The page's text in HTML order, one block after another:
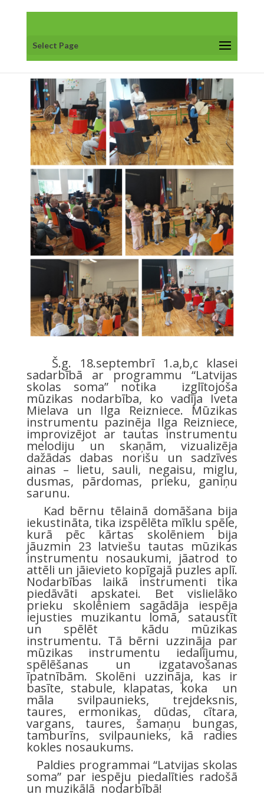
Select Page
Š.g. 18.septembrī 1.a,b,c klasei
sadarbībā ar programmu “Latvijas
skolas soma” notika izglītojoša
mūzikas nodarbība, ko vadīja Iveta
Mielava un Ilga Reizniece. Mūzikas
instrumentu pazinēja Ilga Reizniece,
improvizējot ar tautas instrumentu
melodiju un skaņām, vizualizēja
dažādas dabas norišu un sadzīves
ainas – lietu, sauli, negaisu, miglu,
dusmas, pārdomas, prieku, ganiņu
sarunu.
Kad bērnu tēlainā domāšana bija
iekustināta, tika izspēlēta mīklu spēle,
kurā pēc kārtas skolēniem bija
jāuzmin 23 latviešu tautas mūzikas
instrumentu nosaukumi, jāatrod to
attēli un jāievieto kopīgajā puzles aplī.
Nodarbības laikā instrumenti tika
piedāvāti apskatei. Bet vislielāko
prieku skolēniem sagādāja iespēja
iejusties muzikantu lomā, sataustīt
un spēlēt kādu mūzikas
instrumentu. Tā bērni uzzināja par
mūzikas instrumentu iedalījumu,
spēlēšanas un izgatavošanas
īpatnībām. Skolēni uzzināja, kas ir
basīte, stabule, klapatas, koka un
māla svilpaunieks, trejdeksnis,
taures, ermonikas, dūdas, cītara,
vargans, taures, šamaņu bungas,
tamburīns, svilpaunieks, kā radies
kokles nosaukums.
Paldies programmai “Latvijas skolas
soma” par iespēju piedalīties radošā
un muzikālā nodarbībā!